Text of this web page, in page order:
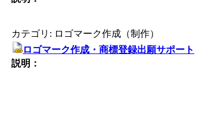
カテゴリ: ロゴマーク作成（制作）
ロゴマーク作成・商標登録出願サポート
説明：